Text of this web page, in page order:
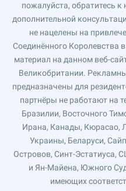
пожалуйста, обратитесь к
дополнительной
не нацелены на
Соединённого Королевства
материал на данном веб-
Великобритании.
предназначены для
партнёры не работают на
Бразилии, Восточного
Ирана, Канады, Кюрасао,
Украины, Беларуси,
Островов, Синт-Эстатиуса,
и Ян-Майена, Южного
имеющих